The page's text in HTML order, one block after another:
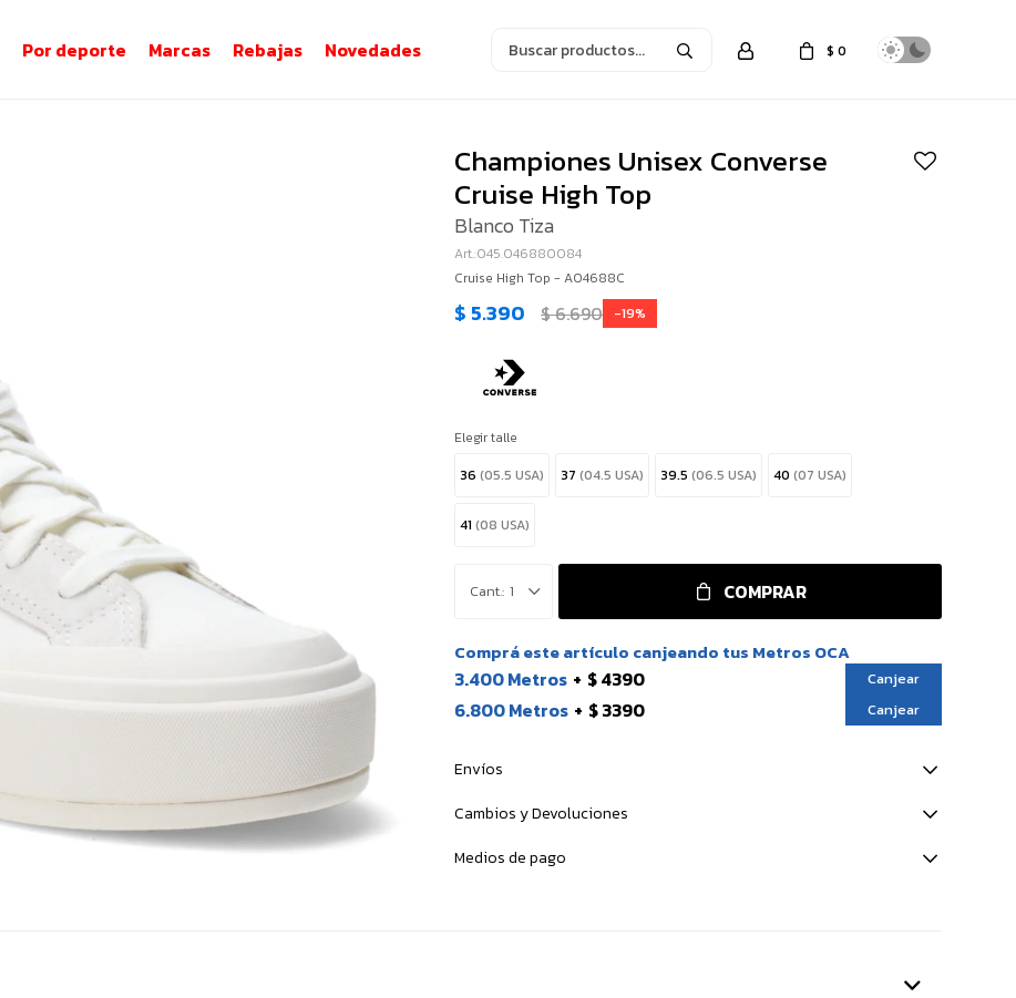
Por deporte Marcas Rebajas Novedades $ 0
Championes Unisex Converse
Cruise High Top
Blanco Tiza
045.046880084
Cruise High Top - A04688C
$ 5.390 $6.690 19
Elegir talle
36(05.5 USA) 37(04.5 USA) 39.5(06.5 USA) 40(07 USA)
41(08 USA)
1 COMPRAR
Comprá este artículo canjeando tus Metros OCA
3.400 Metros $ 4390 Canjear
6.800 Metros $ 3390 Canjear
Envíos
Cambios y Devoluciones
Medios de pago